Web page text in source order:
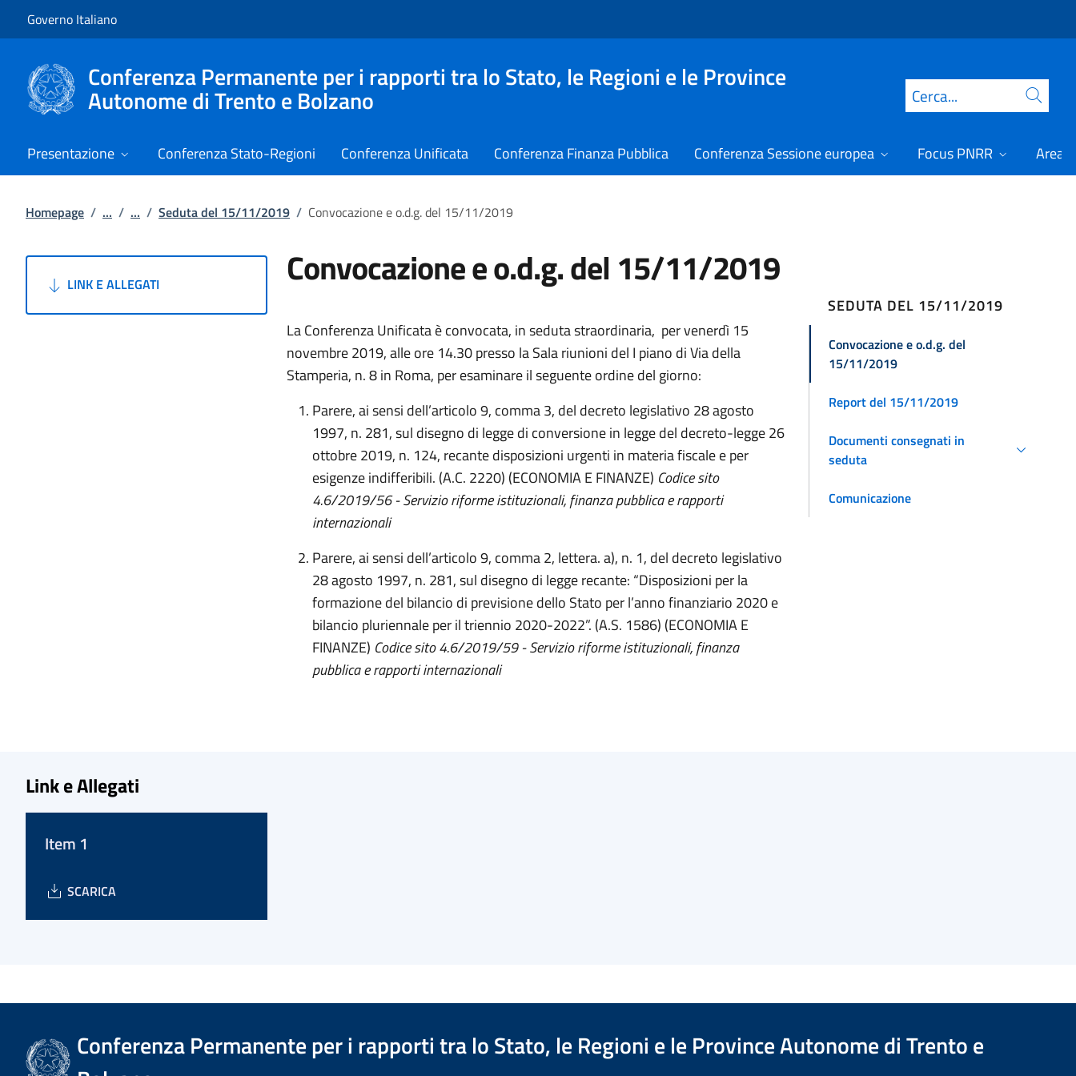
Governo Italiano
Conferenza Permanente per i rapporti tra lo Stato, le Regioni e le Province
Autonome di Trento e Bolzano Cerca
Presentazione Conferenza Stato-Regioni Conferenza Unificata Conferenza Finanza Pubblica Conferenza Sessione europea Focus PNRR Area
Homepage / ... / ... / Seduta del 15/11/2019 / Convocazione e o.d.g. del 15/11/2019
LINK E ALLEGATI Convocazione e o.d.g. del 15/11/2019
La Conferenza Unificata è convocata, in seduta straordinaria, per venerdì 15
novembre 2019, alle ore 14.30 presso la Sala riunioni del I piano di Via della
Stamperia, n. 8 in Roma, per esaminare il seguente ordine del giorno:
Parere, ai sensi dell’articolo 9, comma 3, del decreto legislativo 28 agosto
1997, n. 281, sul disegno di legge di conversione in legge del decreto-legge 26
ottobre 2019, n. 124, recante disposizioni urgenti in materia fiscale e per
esigenze indifferibili. (A.C. 2220) (ECONOMIA E FINANZE) Codice sito
4.6/2019/56 - Servizio riforme istituzionali, finanza pubblica e rapporti
internazionali
Parere, ai sensi dell’articolo 9, comma 2, lettera. a), n. 1, del decreto legislativo
28 agosto 1997, n. 281, sul disegno di legge recante: “Disposizioni per la
formazione del bilancio di previsione dello Stato per l’anno finanziario 2020 e
bilancio pluriennale per il triennio 2020-2022”. (A.S. 1586) (ECONOMIA E
FINANZE) Codice sito 4.6/2019/59 - Servizio riforme istituzionali, finanza
pubblica e rapporti internazionali
SEDUTA DEL 15/11/2019
Convocazione e o.d.g. del
15/11/2019
Report del 15/11/2019
Documenti consegnati in
seduta
Comunicazione
Link e Allegati
Item 1
SCARICA
Conferenza Permanente per i rapporti tra lo Stato, le Regioni e le Province Autonome di Trento e